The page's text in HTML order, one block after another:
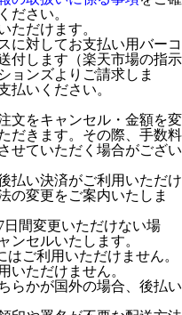
ださい。
ただけます。
に対してお支払い用バーコ
付します（楽天市場の指示
ョンズよりご請求しま
払いください。
文をキャンセル・金額を変
だきます。その際、手数料
せていただく場合がござい
払い決済がご利用いただけ
の変更をご案内いたしま
間変更いただけない場
ンセルいたします。
ご利用いただけません。
いただけません。
らかが国外の場合、後払い